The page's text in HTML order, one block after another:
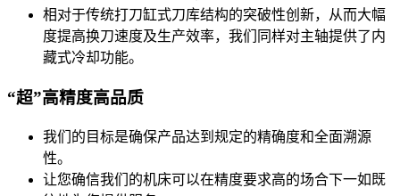
相对于传统打刀缸式刀库结构的突破性创新，从而大幅
度提高换刀速度及生产效率，我们同样对主轴提供了内
藏式冷却功能。
“超”高精度高品质
我们的目标是确保产品达到规定的精确度和全面溯源
性。
让您确信我们的机床可以在精度要求高的场合下一如既